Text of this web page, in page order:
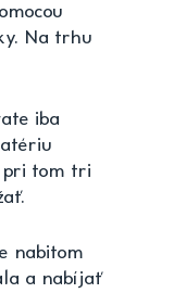
Na trhu
iba
pri tom tri
nabitom
a nabíjať